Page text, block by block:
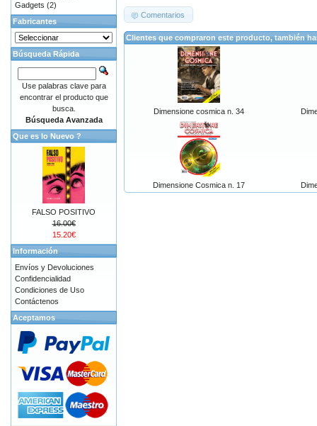
Comentarios
Clientes que compraron este producto, también
Dimensione cosmica n. 34
Dimensione Cosmica n. 17
Gadgets (2)
Fabricantes
Búsqueda Rápida
Use palabras clave para
encontrar el producto que
busca.
Búsqueda Avanzada
Que es lo Nuevo ?
FALSO POSITIVO
16.00€
15.20€
Información
Envíos y Devoluciones
Confidencialidad
Condiciones de Uso
Contáctenos
Aceptamos